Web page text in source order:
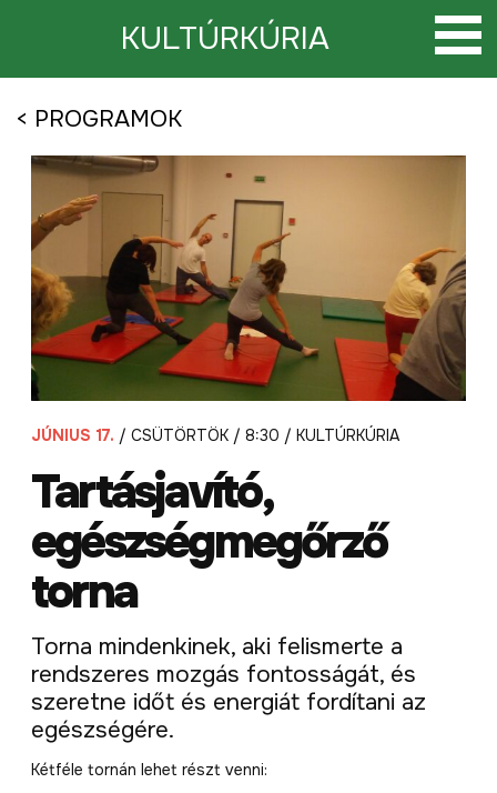
KULTÚRKÚRIA
< PROGRAMOK
JÚNIUS 17. / CSÜTÖRTÖK / 8:30 / KULTÚRKÚRIA
Tartásjavító,
egészségmegőrző
torna
Torna mindenkinek, aki felismerte a
rendszeres mozgás fontosságát, és
szeretne időt és energiát fordítani az
egészségére.
Kétféle tornán lehet részt venni: